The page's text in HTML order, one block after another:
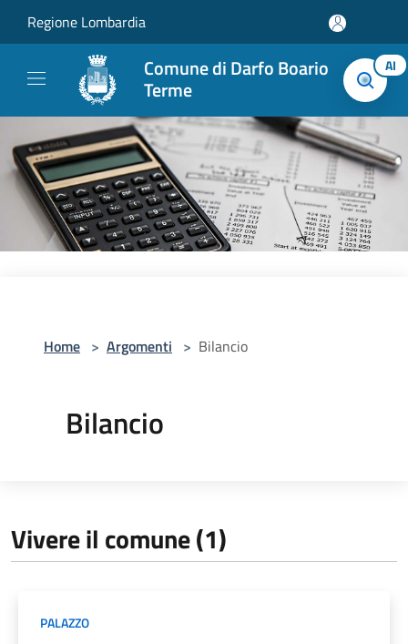
Regione Lombardia
Comune di Darfo Boario
Terme
AI
Home > Argomenti > Bilancio
Bilancio
Vivere il comune (1)
PALAZZO